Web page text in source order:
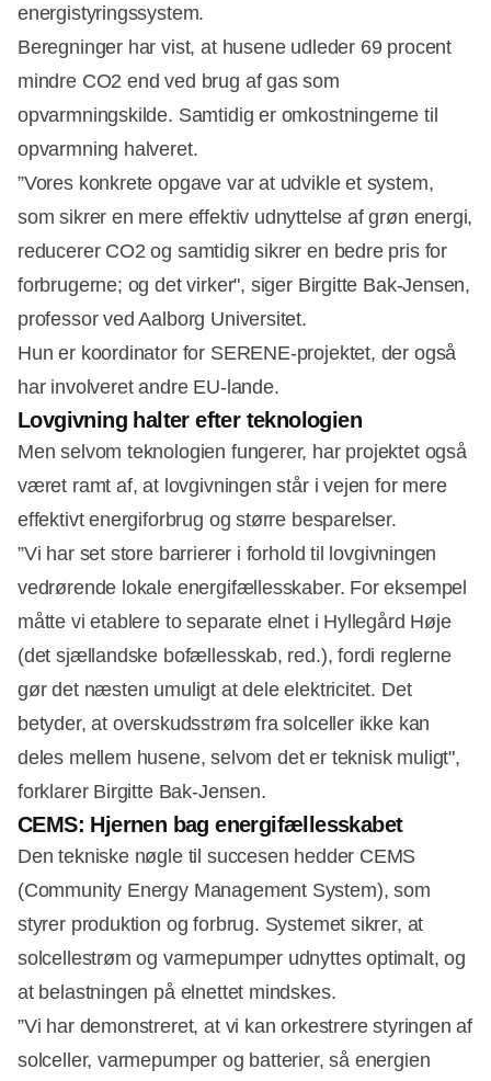
energistyringssystem.
Beregninger har vist, at husene udleder 69 procent
mindre CO2 end ved brug af gas som
opvarmningskilde. Samtidig er omkostningerne til
opvarmning halveret.
”Vores konkrete opgave var at udvikle et system,
som sikrer en mere effektiv udnyttelse af grøn energi,
reducerer CO2 og samtidig sikrer en bedre pris for
forbrugerne; og det virker", siger Birgitte Bak-Jensen,
professor ved Aalborg Universitet.
Hun er koordinator for SERENE-projektet, der også
har involveret andre EU-lande.
Lovgivning halter efter teknologien
Men selvom teknologien fungerer, har projektet også
været ramt af, at lovgivningen står i vejen for mere
effektivt energiforbrug og større besparelser.
”Vi har set store barrierer i forhold til lovgivningen
vedrørende lokale energifællesskaber. For eksempel
måtte vi etablere to separate elnet i Hyllegård Høje
(det sjællandske bofællesskab, red.), fordi reglerne
gør det næsten umuligt at dele elektricitet. Det
betyder, at overskudsstrøm fra solceller ikke kan
deles mellem husene, selvom det er teknisk muligt",
forklarer Birgitte Bak-Jensen.
CEMS: Hjernen bag energifællesskabet
Den tekniske nøgle til succesen hedder CEMS
(Community Energy Management System), som
styrer produktion og forbrug. Systemet sikrer, at
solcellestrøm og varmepumper udnyttes optimalt, og
at belastningen på elnettet mindskes.
”Vi har demonstreret, at vi kan orkestrere styringen af
solceller, varmepumper og batterier, så energien